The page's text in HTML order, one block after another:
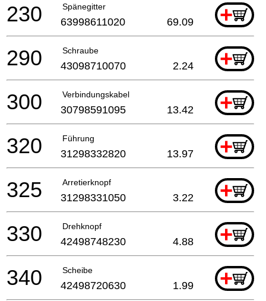
Spänegitter +
230 63998611020 69.09
Schraube +
290 43098710070 2.24
Verbindungskabel +
300 30798591095 13.42
Führung +
320 31298332820 13.97
Arretierknopf +
325 31298331050 3.22
Drehknopf +
330 42498748230 4.88
Scheibe +
340 42498720630 1.99